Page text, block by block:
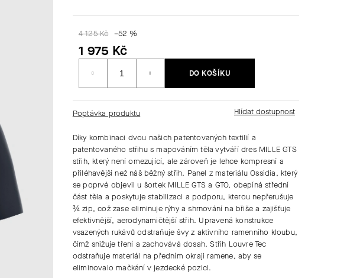
4 125 Kč –52 %
1 975 Kč
cena:
DO KOŠÍKU
Poptávka produktu
Díky kombinaci dvou našich patentovaných textilií a
patentovaného střihu s mapováním těla vytváří dres MILLE GTS
střih, který není omezující, ale zároveň je lehce kompresní a
přiléhavější než náš běžný střih. Panel z materiálu Ossidia, který
se poprvé objevil u šortek MILLE GTS a GTO, obepíná střední
část těla a poskytuje stabilizaci a podporu, kterou nepřerušuje
¾ zip, což zase eliminuje rýhy a shrnování na břiše a zajišťuje
efektivnější, aerodynamičtější střih. Upravená konstrukce
vsazených rukávů odstraňuje švy z aktivního ramenního kloubu,
čímž snižuje tření a zachovává dosah. Střih Louvre Tec
odstraňuje materiál na předním okraji ramene, aby se
eliminovalo mačkání v jezdecké pozici.